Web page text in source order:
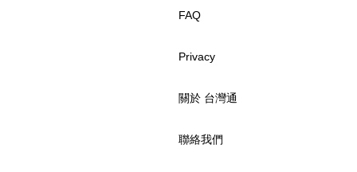
FAQ
Privacy
關於 台灣通
聯絡我們